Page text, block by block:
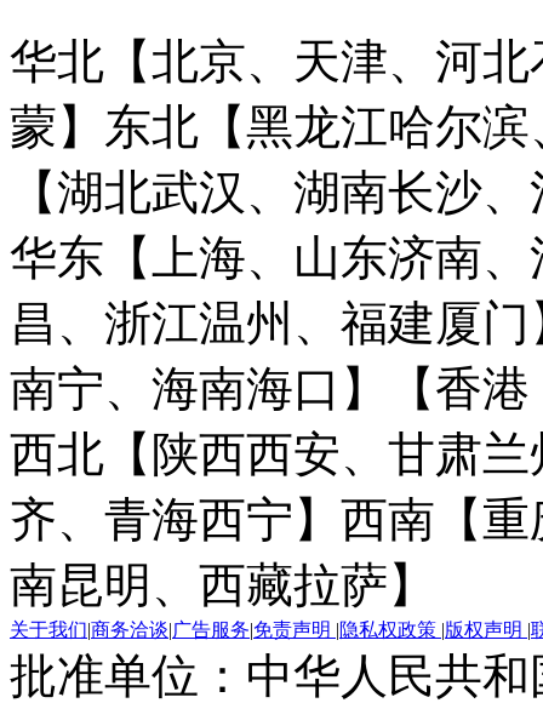
华北【北京、天津、河
蒙】 东北【黑龙江哈尔
【湖北武汉、湖南长沙
华东【上海、山东济南
昌、浙江温州、福建厦门
南宁、海南海口】
【香
西北【陕西西安、甘肃
齐、青海西宁】 西南【
南昆明、西藏拉萨】
关于我们|商务洽谈|广告服务|免责声明 |隐私权政策 |版权声明 |
批准单位：中华人民共